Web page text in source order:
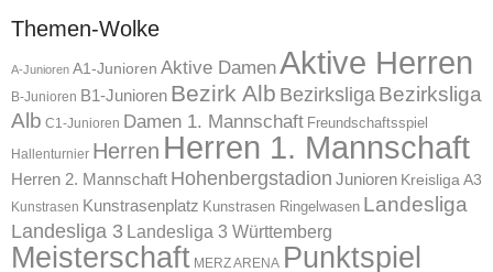
Themen-Wolke
A-Junioren A1-Junioren Aktive DamenAktive Herren
B-Junioren B1-Junioren Bezirk Alb Bezirksliga Bezirksliga
Alb C1-Junioren Damen 1. Mannschaft Freundschaftsspiel
Hallenturnier Herren Herren 1. Mannschaft
Herren 2. Mannschaft Hohenbergstadion Junioren Kreisliga A3
Kunstrasen Kunstrasenplatz Kunstrasen Ringelwasen Landesliga
Landesliga 3 Landesliga 3 Württemberg
Meisterschaft MERZ ARENA Punktspiel